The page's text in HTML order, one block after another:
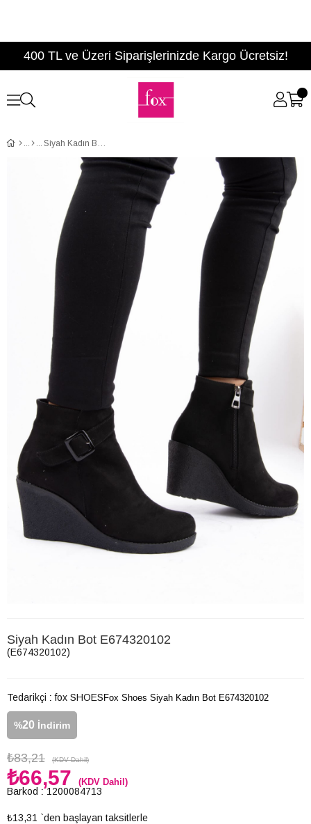
400 TL ve Üzeri Siparişlerinizde Kargo Ücretsiz!
Siyah Kadın Bot E674320102
Siyah Kadın Bot E674320102
(E674320102)
Tedarikçi : fox SHOES
%20 İndirim
₺83,21 (KDV Dahil)
₺66,57 (KDV Dahil)
Barkod : 1200084713
₺13,31 `den başlayan taksitlerle
Fox Shoes Siyah Kadın Bot E674320102